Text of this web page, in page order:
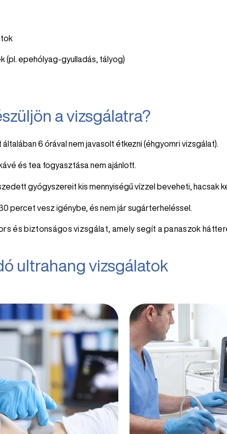
(pl. epehólyag-gyulladás, tályog)
a vizsgálatra?
6 órával nem javasolt étkezni (éhgyomri vizsgálat).
és tea fogyasztása nem ajánlott.
gyógyszereit kis mennyiségű vízzel beveheti, hacsak
percet vesz igénybe, és nem jár sugárterheléssel.
és biztonságos vizsgálat, amely segít a panaszok
ultrahang vizsgálatok